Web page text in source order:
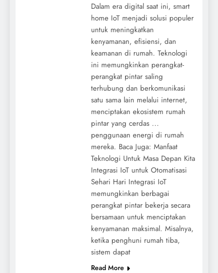
Dalam era digital saat ini, smart
home IoT menjadi solusi populer
untuk meningkatkan
kenyamanan, efisiensi, dan
keamanan di rumah. Teknologi
ini memungkinkan perangkat-
perangkat pintar saling
terhubung dan berkomunikasi
satu sama lain melalui internet,
menciptakan ekosistem rumah
pintar yang cerdas ...
penggunaan energi di rumah
mereka. Baca Juga: Manfaat
Teknologi Untuk Masa Depan Kita
Integrasi IoT untuk Otomatisasi
Sehari Hari Integrasi IoT
memungkinkan berbagai
perangkat pintar bekerja secara
bersamaan untuk menciptakan
kenyamanan maksimal. Misalnya,
ketika penghuni rumah tiba,
sistem dapat
Read More